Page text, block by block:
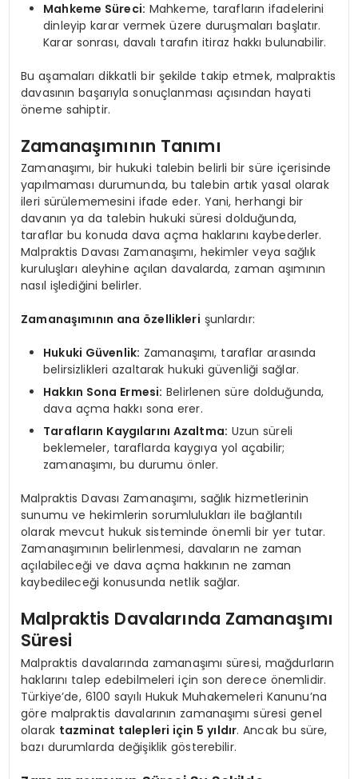
Mahkeme Süreci: Mahkeme, tarafların ifadelerini
dinleyip karar vermek üzere duruşmaları başlatır.
Karar sonrası, davalı tarafın itiraz hakkı bulunabilir.
Bu aşamaları dikkatli bir şekilde takip etmek, malpraktis
davasının başarıyla sonuçlanması açısından hayati
öneme sahiptir.
Zamanaşımının Tanımı
Zamanaşımı, bir hukuki talebin belirli bir süre içerisinde
yapılmaması durumunda, bu talebin artık yasal olarak
ileri sürülememesini ifade eder. Yani, herhangi bir
davanın ya da talebin hukuki süresi dolduğunda,
taraflar bu konuda dava açma haklarını kaybederler.
Malpraktis Davası Zamanaşımı, hekimler veya sağlık
kuruluşları aleyhine açılan davalarda, zaman aşımının
nasıl işlediğini belirler.
Zamanaşımının ana özellikleri şunlardır:
Hukuki Güvenlik: Zamanaşımı, taraflar arasında
belirsizlikleri azaltarak hukuki güvenliği sağlar.
Hakkın Sona Ermesi: Belirlenen süre dolduğunda,
dava açma hakkı sona erer.
Tarafların Kaygılarını Azaltma: Uzun süreli
beklemeler, taraflarda kaygıya yol açabilir;
zamanaşımı, bu durumu önler.
Malpraktis Davası Zamanaşımı, sağlık hizmetlerinin
sunumu ve hekimlerin sorumlulukları ile bağlantılı
olarak mevcut hukuk sisteminde önemli bir yer tutar.
Zamanaşımının belirlenmesi, davaların ne zaman
açılabileceği ve dava açma hakkının ne zaman
kaybedileceği konusunda netlik sağlar.
Malpraktis Davalarında Zamanaşımı
Süresi
Malpraktis davalarında zamanaşımı süresi, mağdurların
haklarını talep edebilmeleri için son derece önemlidir.
Türkiye’de, 6100 sayılı Hukuk Muhakemeleri Kanunu’na
göre malpraktis davalarının zamanaşımı süresi genel
olarak tazminat talepleri için 5 yıldır. Ancak bu süre,
bazı durumlarda değişiklik gösterebilir.